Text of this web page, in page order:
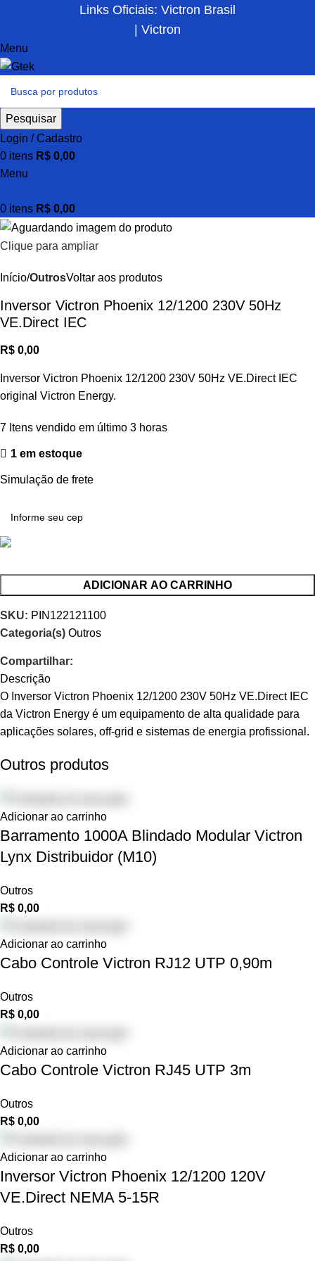
Links Oficiais: Victron Brasil
| Victron
Menu
Pesquisar
Login / Cadastro
0 itens R$ 0,00
Menu
0 itens R$ 0,00
Clique para ampliar
Início OutrosVoltar aos produtos
Inversor Victron Phoenix 12/1200 230V 50Hz
VE.Direct IEC
R$ 0,00
Inversor Victron Phoenix 12/1200 230V 50Hz VE.Direct IEC
original Victron Energy.
7 Itens vendido em último 3 horas
1 em estoque
Simulação de frete
ADICIONAR AO CARRINHO
SKU: PIN122121100
Categoria(s) Outros
Compartilhar:
Descrição
O Inversor Victron Phoenix 12/1200 230V 50Hz VE.Direct IEC
da Victron Energy é um equipamento de alta qualidade para
aplicações solares, off-grid e sistemas de energia profissional.
Outros produtos
Adicionar ao carrinho
Barramento 1000A Blindado Modular Victron
Lynx Distribuidor (M10)
Outros
R$ 0,00
Adicionar ao carrinho
Cabo Controle Victron RJ12 UTP 0,90m
Outros
R$ 0,00
Adicionar ao carrinho
Cabo Controle Victron RJ45 UTP 3m
Outros
R$ 0,00
Adicionar ao carrinho
Inversor Victron Phoenix 12/1200 120V
VE.Direct NEMA 5-15R
Outros
R$ 0,00